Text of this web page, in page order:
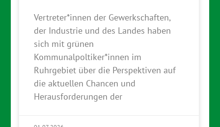
Vertreter*innen der Gewerkschaften,
der Industrie und des Landes haben
sich mit grünen
Kommunalpoltiker*innen im
Ruhrgebiet über die Perspektiven auf
die aktuellen Chancen und
Herausforderungen der